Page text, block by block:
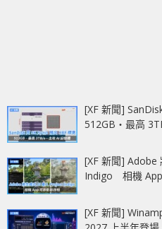
[XF 新聞]
512GB‧最高
[XF 新聞] Adobe
Indigo 相機
[XF 新聞]